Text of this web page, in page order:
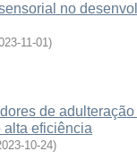
no
11-01)
de
alta eficiência
10-24)